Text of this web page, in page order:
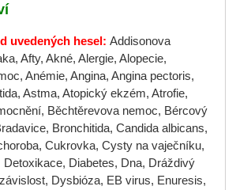
uvedených hesel: Addisonova
Afty, Akné, Alergie, Alopecie,
Anémie, Angina, Angina pectoris,
Astma, Atopický ekzém, Atrofie,
Běchtěrevova nemoc, Bércový
Bronchitida, Candida albicans,
Cukrovka, Cysty na vaječníku,
Diabetes, Dna, Dráždivý
Dysbióza, EB virus, Enuresis,